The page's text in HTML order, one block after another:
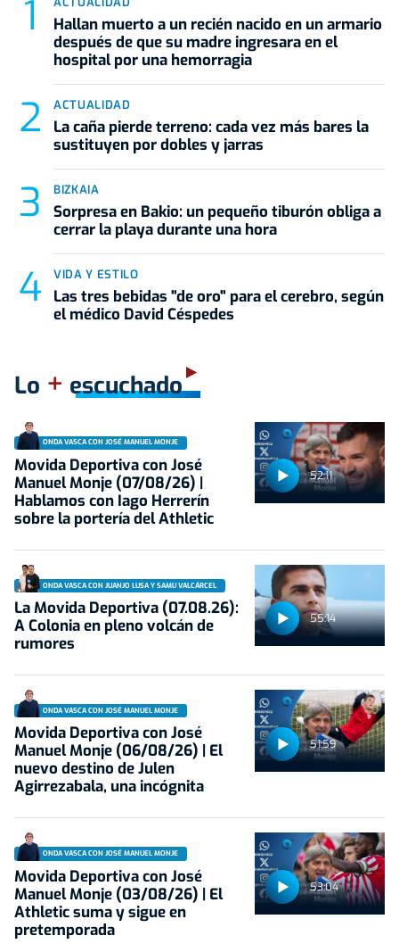
Hallan muerto a un recién nacido en un armario
después de que su madre ingresara en el
hospital por una hemorragia
ACTUALIDAD
La caña pierde terreno: cada vez más bares la
sustituyen por dobles y jarras
BIZKAIA
Sorpresa en Bakio: un pequeño tiburón obliga a
cerrar la playa durante una hora
VIDA Y ESTILO
Las tres bebidas "de oro" para el cerebro, según
el médico David Céspedes
Lo + escuchado
52:11
ONDA VASCA CON JOSÉ MANUEL MONJE
Movida Deportiva con José
Manuel Monje (07/08/26) |
Hablamos con Iago Herrerín
sobre la portería del Athletic
55:14
ONDA VASCA CON JUANJO LUSA Y SAMU VALCÁRCEL
La Movida Deportiva (07.08.26):
A Colonia en pleno volcán de
rumores
51:59
ONDA VASCA CON JOSÉ MANUEL MONJE
Movida Deportiva con José
Manuel Monje (06/08/26) | El
nuevo destino de Julen
Agirrezabala, una incógnita
53:04
ONDA VASCA CON JOSÉ MANUEL MONJE
Movida Deportiva con José
Manuel Monje (03/08/26) | El
Athletic suma y sigue en
pretemporada